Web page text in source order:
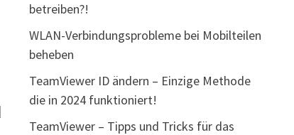
betreiben?!
WLAN-Verbindungsprobleme bei Mobilteilen
beheben
TeamViewer ID ändern – Einzige Methode
die in 2024 funktioniert!
TeamViewer – Tipps und Tricks für das